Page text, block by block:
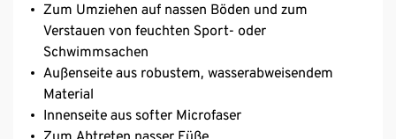
Zum Umziehen auf nassen Böden und zum
Verstauen von feuchten Sport- oder
Schwimmsachen
Außenseite aus robustem, wasserabweisendem
Material
Innenseite aus softer Microfaser